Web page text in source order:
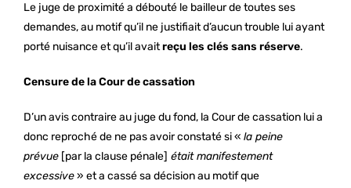
Le juge de proximité a débouté le bailleur de toutes ses
demandes, au motif qu’il ne justifiait d’aucun trouble lui ayant
porté nuisance et qu’il avaitreçu les clés sans réserve.
Censure de la Cour de cassation
D’un avis contraire au juge du fond, la Cour de cassation lui a
donc reproché de ne pas avoir constaté si « la peine
prévue [par la clause pénale] était manifestement
excessive» et a cassé sa décision au motif que